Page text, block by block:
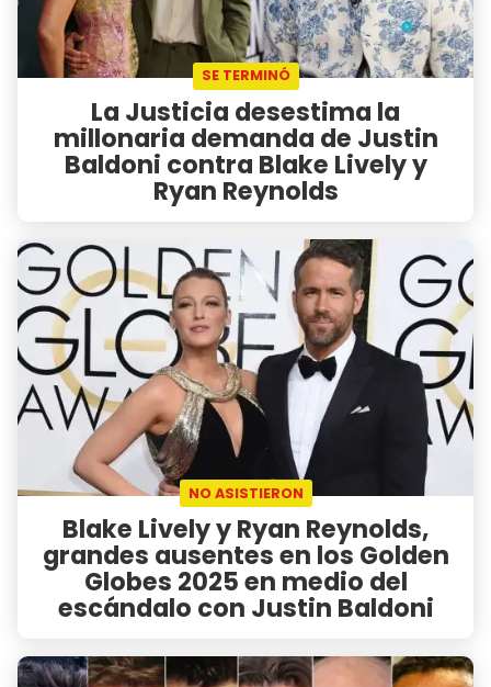
SE TERMINÓ
La Justicia desestima la
millonaria demanda de Justin
Baldoni contra Blake Lively y
Ryan Reynolds
NO ASISTIERON
Blake Lively y Ryan Reynolds,
grandes ausentes en los Golden
Globes 2025 en medio del
escándalo con Justin Baldoni